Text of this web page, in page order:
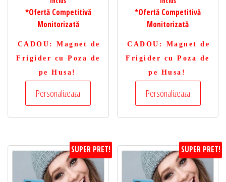
*Ofertă Competitivă
Monitorizată
CADOU : Magnet de
Frigider cu Poza de
pe Husa!
Personalizeaza
*Ofertă Competitivă
Monitorizată
CADOU : Magnet de
Frigider cu Poza de
pe Husa!
Personalizeaza
SUPER PRET! SUPER PRET!